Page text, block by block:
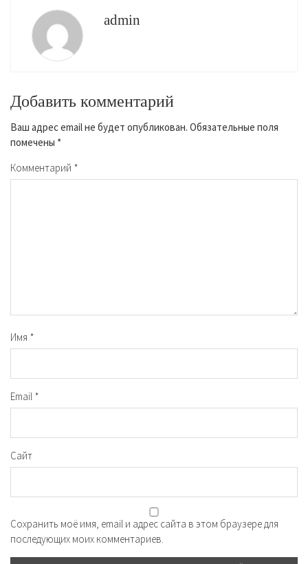
admin
Добавить комментарий
Ваш адрес email не будет опубликован. Обязательные поля
помечены *
Комментарий *
Имя *
Email *
Сайт
Сохранить моё имя, email и адрес сайта в этом браузере для
последующих моих комментариев.